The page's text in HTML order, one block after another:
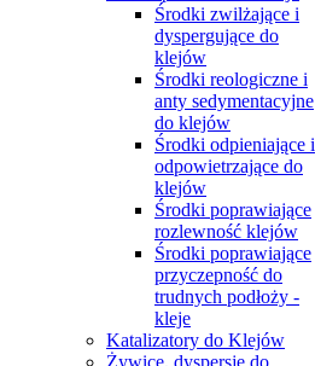
Środki zwilżające i
dyspergujące do
klejów
Środki reologiczne i
anty sedymentacyjne
do klejów
Środki odpieniające i
odpowietrzające do
klejów
Środki poprawiające
rozlewność klejów
Środki poprawiające
przyczepność do
trudnych podłoży -
kleje
Katalizatory do Klejów
Żywice, dyspersje do